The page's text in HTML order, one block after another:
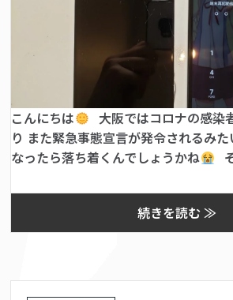
こんにちは
大阪ではコロナの感染
り また緊急事態宣言が発令されるみ
なったら落ち着くんでしょうかね
続きを読む ≫